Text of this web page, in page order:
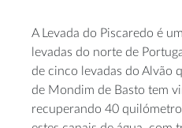
A Levada do Piscaredo é
levadas do norte de
de cinco levadas do Alvão
de Mondim de Basto tem
recuperando 40